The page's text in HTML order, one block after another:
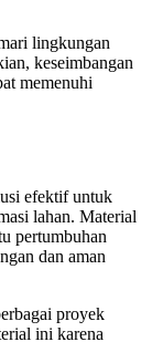
lingkungan
keseimbangan
memenuhi
efektif untuk
lahan. Material
pertumbuhan
dan aman
proyek
ini karena